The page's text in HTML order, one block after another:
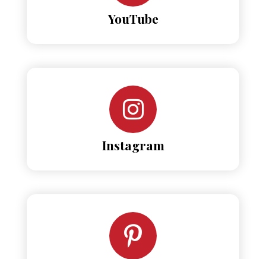
YouTube
Instagram